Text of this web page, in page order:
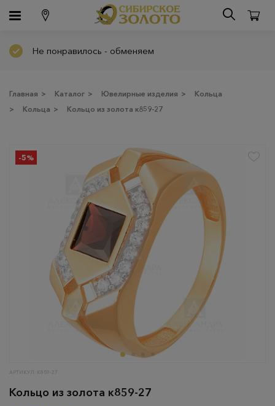
Не понравилось - обменяем
Главная > Каталог > Ювелирные изделия >
Кольца
>
Кольца > Кольцо из золота к859-27
-5%
АРТИКУЛ: К859-27
Кольцо из золота к859-27